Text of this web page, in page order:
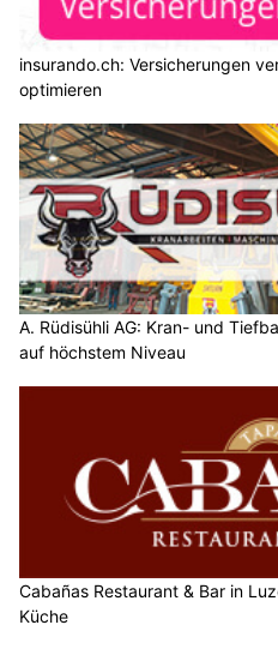
insurando.ch: Versicherungen
optimieren
A. Rüdisühli AG: Kran- und
auf höchstem Niveau
Cabañas Restaurant & Bar in
Küche